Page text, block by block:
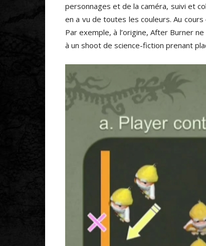
personnages et de la caméra, suivi et
en a vu de toutes les couleurs. Au
Par exemple, à l’origine, After Burner
à un shoot de science-fiction prenant